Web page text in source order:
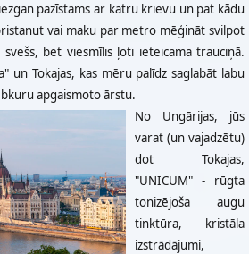
pazīstams ar katru krievu un pat kādu
vai maku par metro mēģināt svilpot
bet viesmīlis ļoti ieteicama trauciņā.
un Tokajas, kas mēru palīdz saglabāt labu
apgaismoto ārstu.
No Ungārijas, jūs
varat (un vajadzētu)
dot Tokajas,
"UNICUM" - rūgta
tonizējoša augu
tinktūra, kristāla
izstrādājumi,